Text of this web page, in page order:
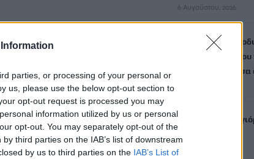
parties, or processing of your personal or
us, please use the below opt-out section to
opt-out request is processed you may
information utilized by us or personal
opt-out. You may separately opt-out of the
third parties on the IAB’s list of downstream
by us to third parties on the IAB’s List of
6 Αυγούστου, 2026
Τι δείχνει η
αίτια θανάτου
εντοπίστηκε
Το Αρκαλοχώρι
6 Αυγούστου, 2026